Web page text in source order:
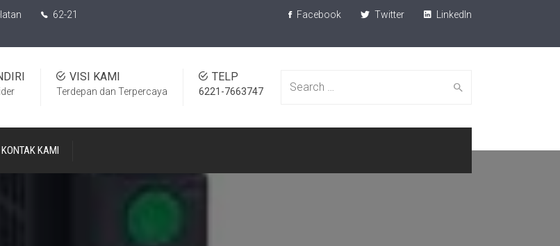
62-21
Facebook Twitter LinkedIn
Search
TELP
6221-7663747
VISI KAMI
Terdepan dan Terpercaya
KONTAK KAMI